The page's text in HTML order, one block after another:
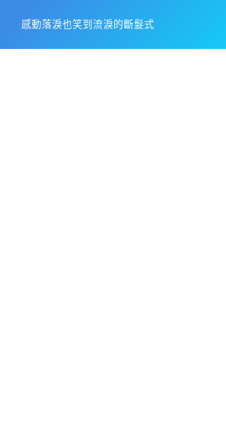
content
感動落淚也笑到流淚的斷髮式